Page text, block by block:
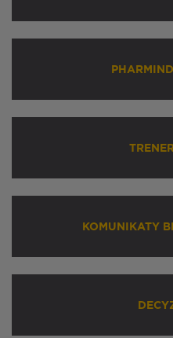
KOMUNIKATY